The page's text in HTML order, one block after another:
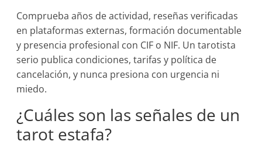
Comprueba años de actividad, reseñas verificadas
en plataformas externas, formación documentable
y presencia profesional con CIF o NIF. Un tarotista
serio publica condiciones, tarifas y política de
cancelación, y nunca presiona con urgencia ni
miedo.
¿Cuáles son las señales de un
tarot estafa?